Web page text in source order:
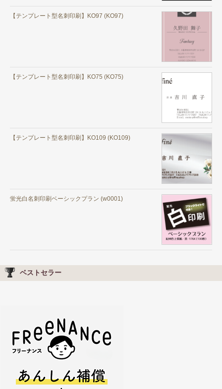
【テンプレート型名刺印刷】KO97 (KO97)
【テンプレート型名刺印刷】KO75 (KO75)
【テンプレート型名刺印刷】KO109 (KO109)
蛍光白名刺印刷ベーシックプラン (w0001)
ベストセラー